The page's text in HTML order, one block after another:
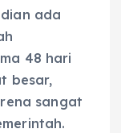
ada
48 hari
besar,
sangat